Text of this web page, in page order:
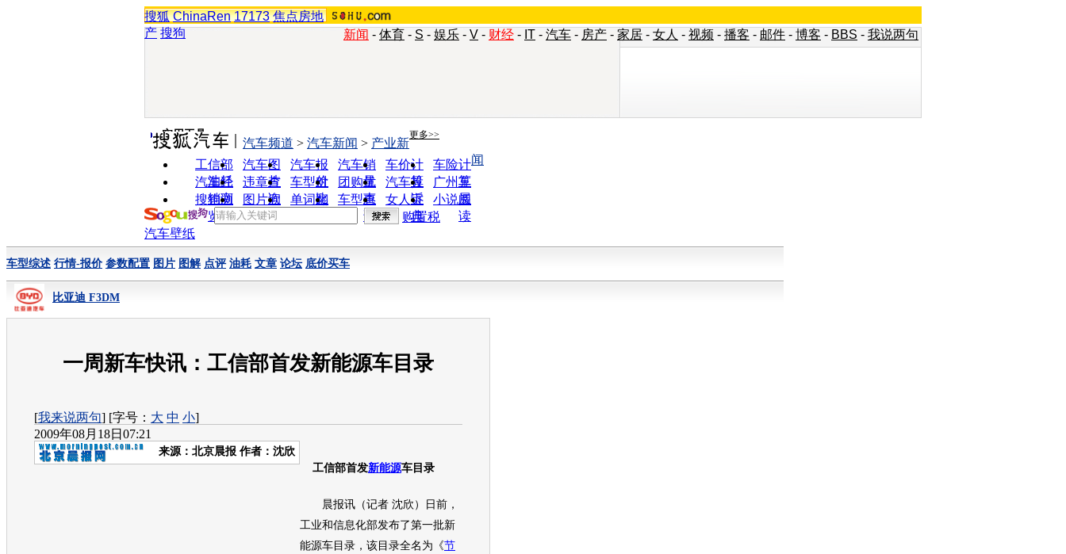
搜狐 ChinaRen 17173 焦点房地
产 搜狗 新闻 - 体育 - S - 娱乐 - V - 财经 - IT - 汽车 - 房产 - 家居 - 女人 - 视频 - 播客 - 邮件 - 博客 - BBS - 我说两句
实用工具 更多>>
工信部
油耗
汽车图
片
汽车报
价
汽车销
量
车价计
算
车险计
算
汽车经
销商
违章查
询
车型对
比
团购优
惠
汽车投
诉
广州车
展
搜狗浏
览器
图片欣
赏
单词翻
车型查
询
女人宝
典
小说阅
读
汽车频道 > 汽车新闻 > 产业新
闻
购置税
汽车壁纸
车型综述 行情-报价 参数配置 图片 图解 点评 油耗 文章 论坛 底价买车
比亚迪 F3DM
一周新车快讯：工信部首发新能源车目录
[我来说两句] [字号： 大 中 小]
2009年08月18日07:21
来源： 北京晨报 作者：沈欣
工信部首发新能源车目录
晨报讯（记者 沈欣）日前，
工业和信息化部发布了第一批新
能源车目录，该目录全名为《节